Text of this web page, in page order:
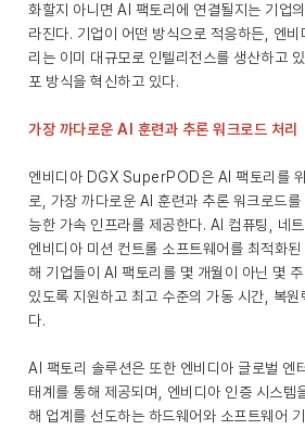
화할지 아니면 AI 팩토리에 연결될지는 기업
라진다. 기업이 어떤 방식으로 적응하든, 엔
리는 이미 대규모로 인텔리전스를 생산하고
포 방식을 혁신하고 있다.
가장 까다로운 AI 훈련과 추론 워크로드 처리
엔비디아 DGX SuperPOD은 AI 팩토리를
로, 가장 까다로운 AI 훈련과 추론 워크로드
능한 가속 인프라를 제공한다. AI 컴퓨팅, 네
엔비디아 미션 컨트롤 소프트웨어를 최적화
해 기업들이 AI 팩토리를 몇 개월이 아닌 몇
있도록 지원하고 최고 수준의 가동 시간, 복
다.
AI 팩토리 솔루션은 또한 엔비디아 글로벌 엔
태계를 통해 제공되며, 엔비디아 인증 시스템
해 업계를 선도하는 하드웨어와 소프트웨어